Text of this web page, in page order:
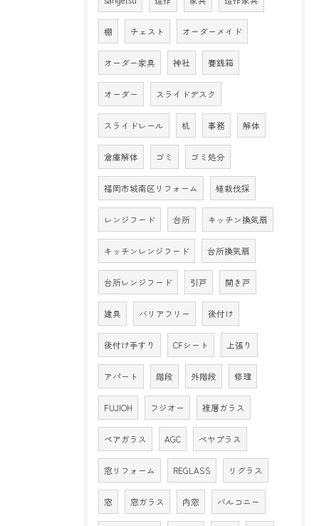
棚 チェスト オーダーメイド
オーダー家具 神社 賽銭箱
オーダー スライドデスク
スライドレール 机 事務 解体
倉庫解体 ゴミ ゴミ処分
福岡市城南区リフォーム 植栽伐採
レンジフード 台所 キッチン換気扇
キッチンレンジフード 台所換気扇
台所レンジフード 引戸 開き戸
建具 バリアフリー 後付け
後付け手すり CFシート 上張り
アパート 階段 外階段 修理
FUJIOH フジオー 複層ガラス
ペアガラス AGC ペヤプラス
窓リフォーム REGLASS リグラス
窓 窓ガラス 内窓 バルコニー